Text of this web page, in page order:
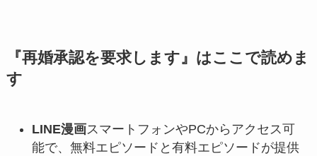
『再婚承認を要求します』はここで読めま
す
LINE漫画スマートフォンやPCからアクセス可
能で、無料エピソードと有料エピソードが提供